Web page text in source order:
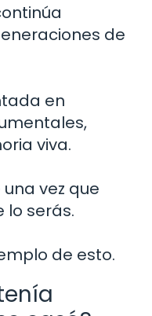
de
en
viva.
vez que
lo serás.
de esto.